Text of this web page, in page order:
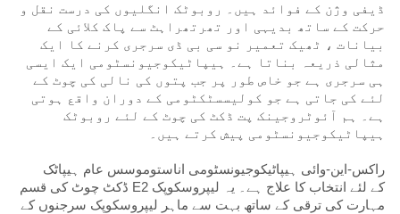
ڈیفی وژن کے فوائد ہیں۔ روبوٹک انگلیوں کی درست نقل و
حرکت کے ساتھ بدیہی اور تھرتھراہٹ سے پاک کلائی کے
بیانات ، ٹھیک تعمیر نو سی بی ڈی سرجری کرنے کا ایک
مثالی ذریعہ بناتا ہے۔ ہیپاٹیکوجیونسٹومی ایک ایسی
ہی سرجری ہے جو خاص طور پر جب پتوں کی نالی کی چوٹ کے
لئے کی جاتی ہے جو کولیسسٹکٹومی کے دوران واقع ہوتی
ہے۔ ہم آئوٹروجینک پت ڈکٹ کی چوٹ کے لئے روبوٹک
ہیپاٹیکوجیونسٹومی پیش کرتے ہیں۔
راکس-این-وائی ہیپاٹیکوجیونسٹومی اناستوموسس عام ہیپاٹک
ڈکٹ چوٹ کی قسم E2 کے لئے انتخاب کا علاج ہے۔ یہ لیپروسکوپک
مہارت کی ترقی کے ساتھ بہت سے ماہر لیپروسکوپک سرجنوں کے